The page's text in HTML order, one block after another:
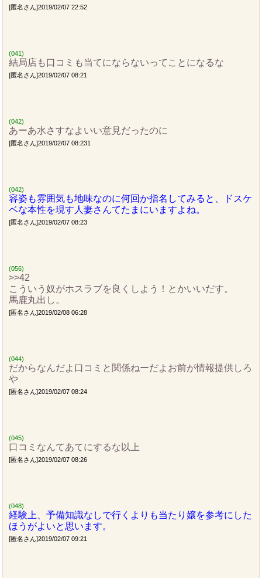
[匿名さん]2019/02/07 22:52
(041)
結局店も口コミも当てにならないってことになるな
[匿名さん]2019/02/07 08:21
(042)
あーあ水さすなよいい意見だったのに
[匿名さん]2019/02/07 08:231
(042)
容姿も雰囲気も地味なのに何回か指名してみると、ドスケ
ベな本性を現す人妻さんてたまにいますよね。
[匿名さん]2019/02/07 08:23
(056)
>>42
こういう奴がホスラブを良くしよう！とかいいだす。
馬鹿丸出し。
[匿名さん]2019/02/08 06:28
(044)
だからなんだよ口コミと関係ねーだよお前が情報提供しろ
や
[匿名さん]2019/02/07 08:24
(045)
口コミなんてあてにするな以上
[匿名さん]2019/02/07 08:26
(048)
経験上、予備知識なしで行くよりも当たり嬢を参考にした
ほうがよいと思います。
[匿名さん]2019/02/07 09:21